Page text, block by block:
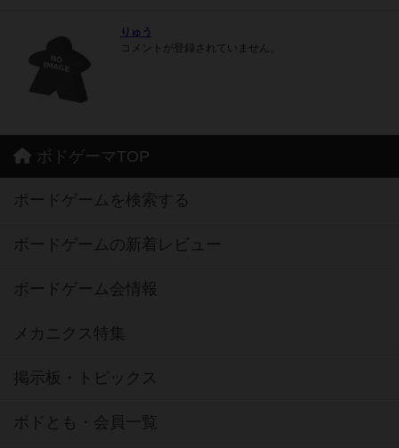
りゅう
コメントが登録されていません。
ボドゲーマTOP
ボードゲームを検索する
ボードゲームの新着レビュー
ボードゲーム会情報
メカニクス特集
掲示板・トピックス
ボドとも・会員一覧